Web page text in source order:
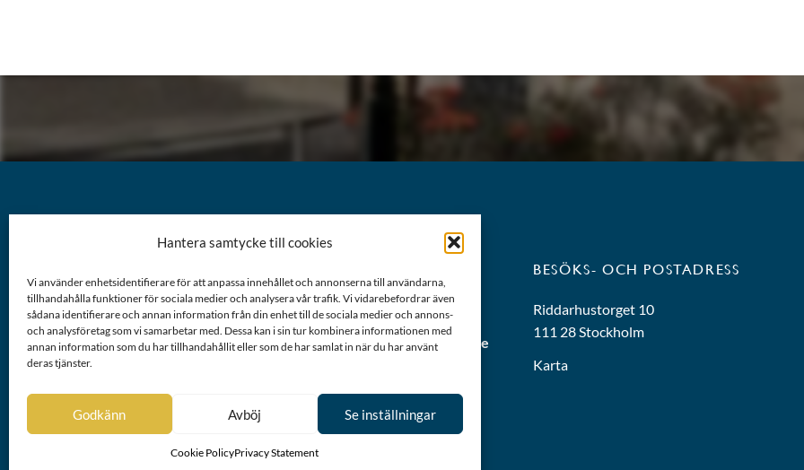
Hantera samtycke till cookies
Vi använder enhetsidentifierare för att anpassa innehållet och annonserna till användarna,
tillhandahålla funktioner för sociala medier och analysera vår trafik. Vi vidarebefordrar även
sådana identifierare och annan information från din enhet till de sociala medier och annons-
och analysföretag som vi samarbetar med. Dessa kan i sin tur kombinera informationen med
annan information som du har tillhandahållit eller som de har samlat in när du har använt
deras tjänster.
Godkänn Avböj Se inställningar
Cookie PolicyPrivacy Statement
+46 8 723 39 90
kansli@riddarhuset.se
BESÖKS- OCH POSTADRESS
Riddarhustorget 10
111 28 Stockholm
Karta